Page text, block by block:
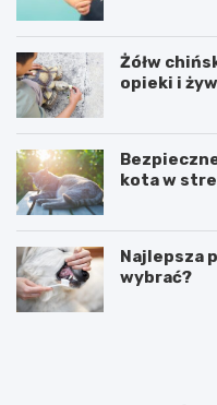
Żółw
opieki i
kota w
Najlepsza
wybrać?
A
P